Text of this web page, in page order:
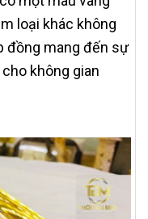
loại khác không
đồng mang đến sự
không gian